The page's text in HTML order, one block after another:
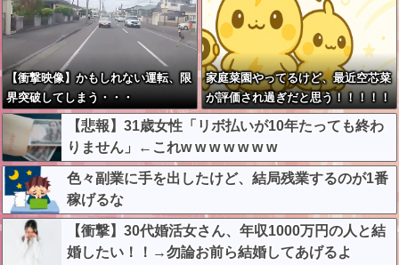
【衝撃映像】かもしれない運転、限
界突破してしまう・・・
家庭菜園やってるけど、最近空芯菜
が評価され過ぎだと思う！！！！！
【悲報】31歳女性「リボ払いが10年たっても終わ
りません」←これw w w w w w w
色々副業に手を出したけど、結局残業するのが1番
稼げるな
【衝撃】30代婚活女さん、年収1000万円の人と結
婚したい！！→勿論お前ら結婚してあげるよ